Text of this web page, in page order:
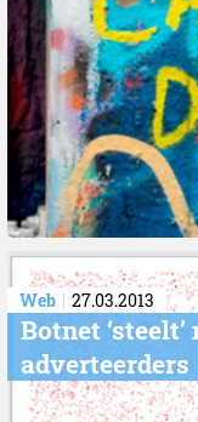
Web 27.03.2013
Botnet
adverteerders